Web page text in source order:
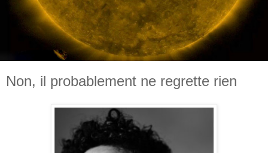
Non, il probablement ne regrette rien